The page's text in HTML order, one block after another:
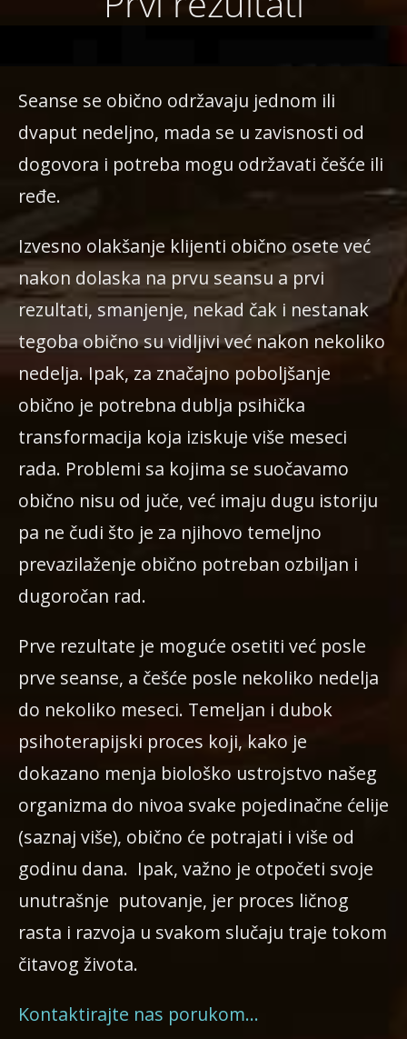
Seanse se obično održavaju jednom ili
dvaput nedeljno, mada se u zavisnosti od
dogovora i potreba mogu održavati češće ili
ređe.
Izvesno olakšanje klijenti obično osete već
nakon dolaska na prvu seansu a prvi
rezultati, smanjenje, nekad čak i nestanak
tegoba obično su vidljivi već nakon nekoliko
nedelja. Ipak, za značajno poboljšanje
obično je potrebna dublja psihička
transformacija koja iziskuje više meseci
rada. Problemi sa kojima se suočavamo
obično nisu od juče, već imaju dugu istoriju
pa ne čudi što je za njihovo temeljno
prevazilaženje obično potreban ozbiljan i
dugoročan rad.
Prve rezultate je moguće osetiti već posle
prve seanse, a češće posle nekoliko nedelja
do nekoliko meseci. Temeljan i dubok
psihoterapijski proces koji, kako je
dokazano menja biološko ustrojstvo našeg
organizma do nivoa svake pojedinačne ćelije
(saznaj više), obično će potrajati i više od
godinu dana. Ipak, važno je otpočeti svoje
unutrašnje putovanje, jer proces ličnog
rasta i razvoja u svakom slučaju traje tokom
čitavog života.
Kontaktirajte nas porukom…